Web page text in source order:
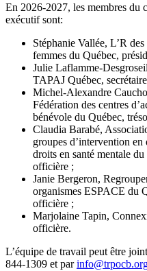
En 2026-2027, les membres du
exécutif sont:
Stéphanie Vallée, L’R des
femmes du Québec,
Julie Laflamme-
TAPAJ Québec,
Michel-Alexandre
Fédération des centres
bénévole du Québec,
Claudia Barabé,
groupes d’intervention en
droits en santé mentale du
officière ;
Janie Bergeron,
organismes ESPACE du
officière ;
Marjolaine Tapin,
officière.
L’équipe de travail peut être
844-1309 et par